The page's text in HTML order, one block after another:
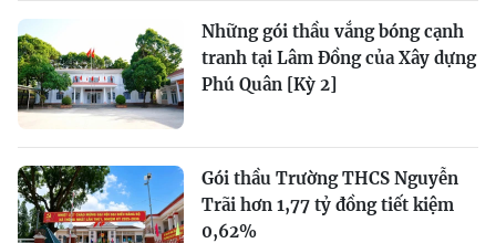
Những gói thầu vắng bóng cạnh
tranh tại Lâm Đồng của Xây dựng
Phú Quân [Kỳ 2]
Gói thầu Trường THCS Nguyễn
Trãi hơn 1,77 tỷ đồng tiết kiệm
0,62%